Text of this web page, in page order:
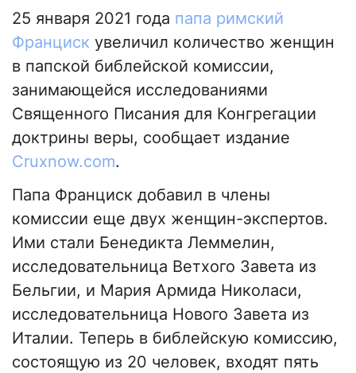
25 января 2021 года папа римский
Франциск увеличил количество женщин
в папской библейской комиссии,
занимающейся исследованиями
Священного Писания для Конгрегации
доктрины веры, сообщает издание
Сruxnow.com.
Папа Франциск добавил в члены
комиссии еще двух женщин-экспертов.
Ими стали Бенедикта Леммелин,
исследовательница Ветхого Завета из
Бельгии, и Мария Армида Николаси,
исследовательница Нового Завета из
Италии. Теперь в библейскую комиссию,
состоящую из 20 человек, входят пять